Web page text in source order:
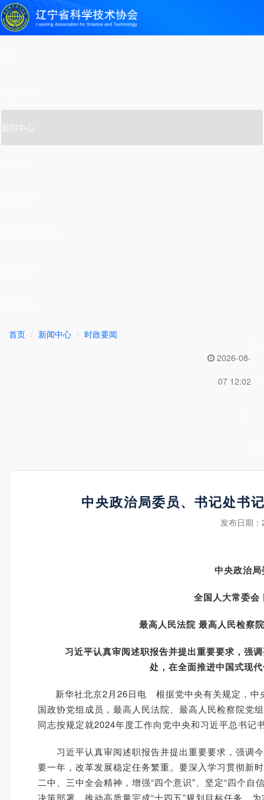
新闻中心
登
首页 新闻中心
时政要闻
2026-08-
07 12:02
中央政治局委员、书记处书
发布日期：
中央政治
全国人大常委会
最高人民法院 最高人民检察院
习近平认真审阅述职报告并提出重要要求，强调
处，在全面推进中国式现
新华社北京2月26日电 根据党中央有关规定，中
国政协党组成员，最高人民法院、最高人民检察院党
同志按规定就2024年度工作向党中央和习近平总书记
习近平认真审阅述职报告并提出重要要求，强调今
要一年，改革发展稳定任务繁重。要深入学习贯彻新
二中、三中全会精神，增强“四个意识”、坚定“四个自